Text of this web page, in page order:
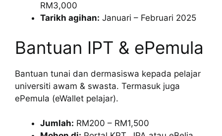
RM3,000
Tarikh agihan: Januari – Februari 2025
Bantuan IPT & ePemula
Bantuan tunai dan dermasiswa kepada pelajar
universiti awam & swasta. Termasuk juga
ePemula (eWallet pelajar).
Jumlah: RM200 – RM1,500